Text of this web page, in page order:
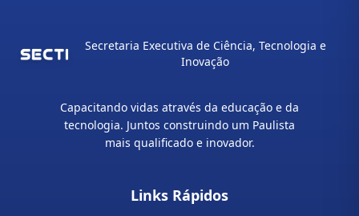
Secretaria Executiva de Ciência, Tecnologia e
Inovação
Capacitando vidas através da educação e da
tecnologia. Juntos construindo um Paulista
mais qualificado e inovador.
Links Rápidos